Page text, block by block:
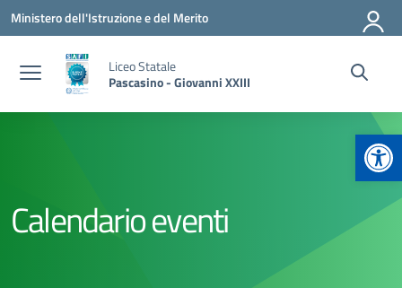
Vai ai contenuti
Vai al menu di navigazione
Vai al footer
Ministero dell'Istruzione e del Merito
Liceo Statale
Pascasino - Giovanni XXIII
Calendario eventi